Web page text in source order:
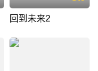
回到未来2